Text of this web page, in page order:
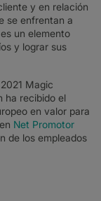
y en relación
se enfrentan a
un elemento
y lograr sus
Magic
ha recibido el
en valor para
Net Promotor
de los empleados